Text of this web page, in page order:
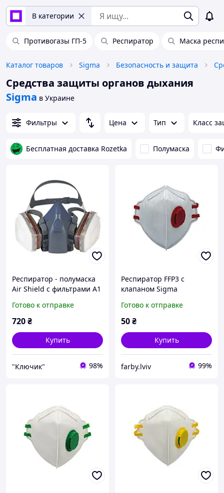
В категории
Противогазы ГП-5 Респиратор Маска
Каталог товаров Sigma Безопасность и защита
Средства защиты органов дыхания
Sigma в Украине
Фильтры Цена Тип Класс
Бесплатная доставка Rozetka Полумаска
Респиратор - полумаска
Air Shield с фильтрами А1
Готово к отправке
720₴
Купить
"Ключик" 98%
Респиратор FFP3 с
клапаном Sigma
Готово к отправке
50₴
Купить
farby.lviv 99%